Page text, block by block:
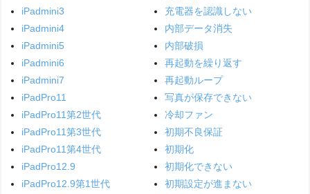
iPadmini3
iPadmini4
iPadmini5
iPadmini6
iPadmini7
iPadPro11
iPadPro11第2世代
iPadPro11第3世代
iPadPro11第4世代
iPadPro12.9
iPadPro12.9第1世代
充電器を認識しない
内部データ消失
内部破損
再起動を繰り返す
再起動ループ
写真が保存できない
冷却ファン
初期不良保証
初期化
初期化できない
初期設定が進まない